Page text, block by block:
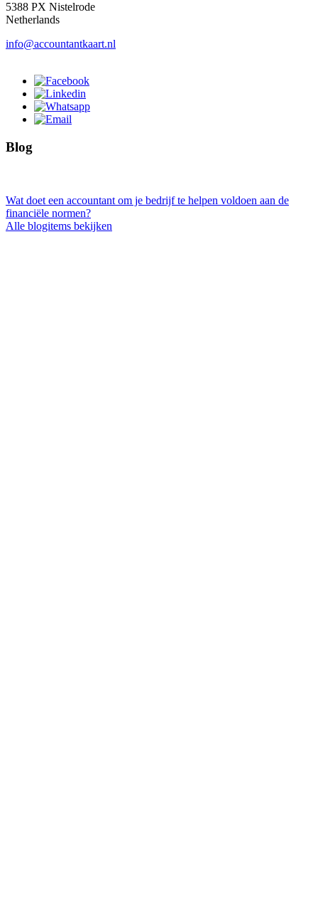
5388 PX Nistelrode
Netherlands
info@accountantkaart.nl
Blog
Wat doet een accountant om je bedrijf te helpen voldoen aan de
financiële normen?
Alle blogitems bekijken